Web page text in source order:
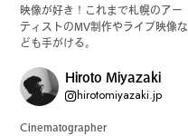
映像が好き！これまで札幌のアー
ティストのMV制作やライブ映像な
ども手がける。
Hiroto Miyazaki
hirotomiyazaki.jp
Cinematographer